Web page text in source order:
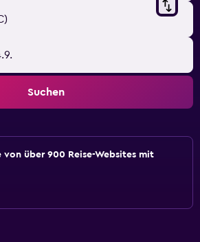
Suchen
von über 900 Reise-Websites mit